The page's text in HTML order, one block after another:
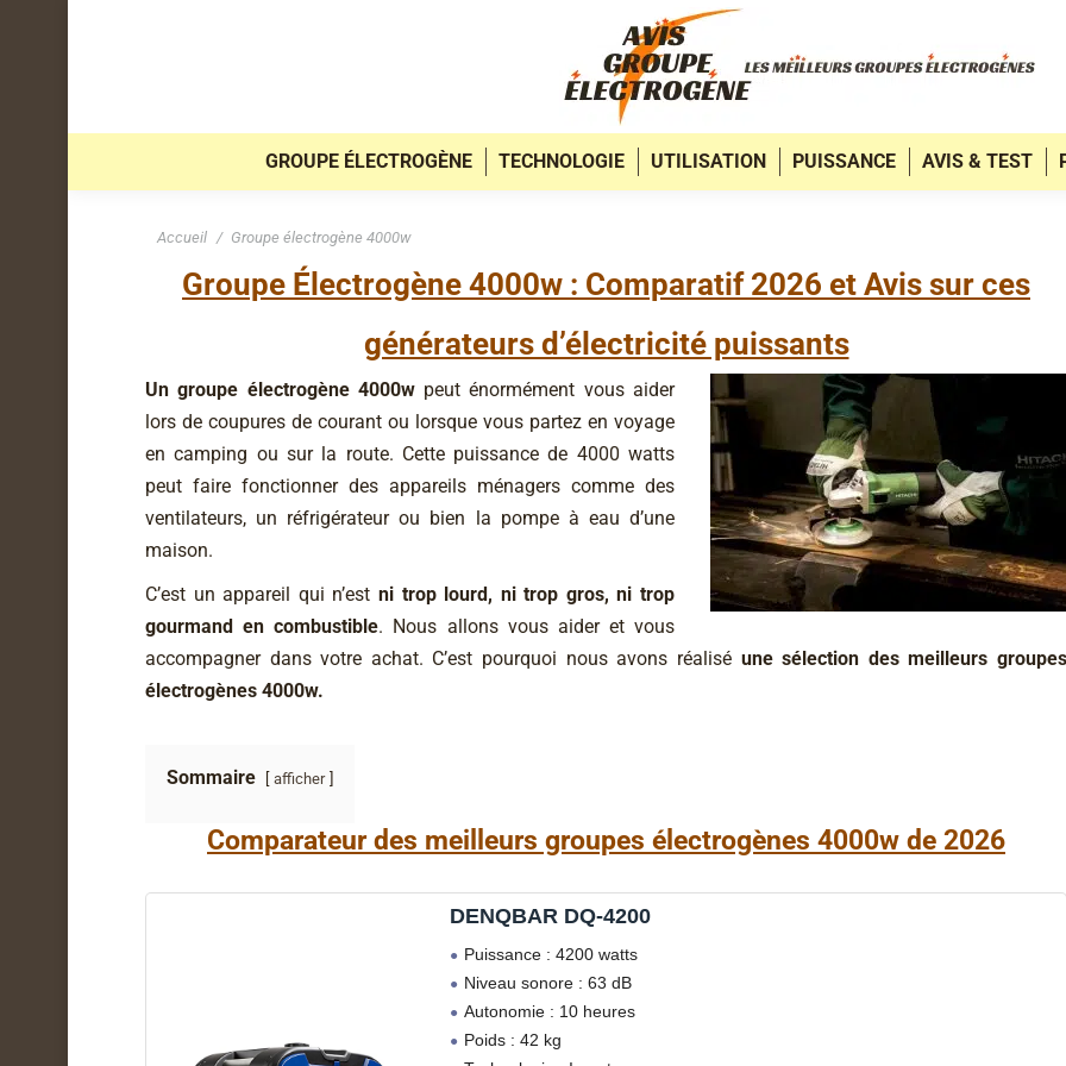
GROUPE ÉLECTROGÈNE TECHNOLOGIE UTILISATION PUISSANCE AVIS & TEST
Vous êtes ici :
Accueil Groupe électrogène 4000w
Groupe É lectrogène 4000w : Comparatif 2026 et Avis sur ces
générateurs d’électricité puissants
Un groupe électrogène 4000w peut énormément vous aider
lors de coupures de courant ou lorsque vous partez en voyage
en camping ou sur la route. Cette puissance de 4000 watts
peut faire fonctionner des appareils ménagers comme des
ventilateurs, un réfrigérateur ou bien la pompe à eau d’une
maison.
C’est un appareil qui n’est ni trop lourd, ni trop gros, ni trop
gourmand en combustible. Nous allons vous aider et vous
accompagner dans votre achat. C’est pourquoi nous avons réalisé une sélection des meilleurs
électrogènes 4000w.
Sommaire afficher
Comparateur des meilleurs groupes électrogènes 4000w de 2026
DENQBAR DQ-4200
Puissance : 4200 watts
Niveau sonore : 63 dB
Autonomie : 10 heures
Poids : 42 kg